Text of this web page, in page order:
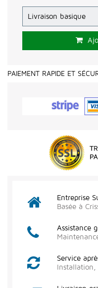
PAIEMENT RAPIDE ET
Entreprise
Basée à
Assistance
Service
Installation,